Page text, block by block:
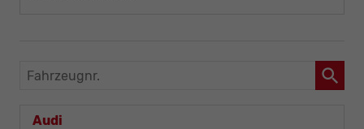
Fahrzeugnr.
Audi